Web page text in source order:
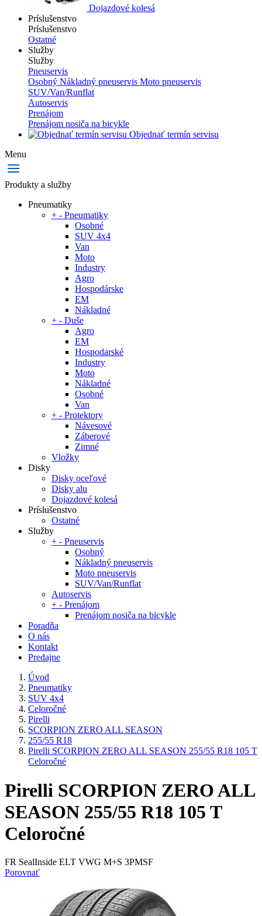
Dojazdové kolesá
Príslušenstvo
Príslušenstvo
Ostatné
Služby
Služby
Pneuservis
Osobný Nákladný pneuservis Moto pneuservis
SUV/Van/Runflat
Autoservis
Prenájom
Prenájom nosiča na bicykle
Objednať termín servisu
Menu
Produkty a služby
Pneumatiky
+ - Pneumatiky
Osobné
SUV 4x4
Van
Moto
Industry
Agro
Hospodárske
EM
Nákladné
+ - Duše
Agro
EM
Hospodarské
Industry
Moto
Nákladné
Osobné
Van
+ - Protektory
Návesové
Záberové
Zimné
Vložky
Disky
Disky oceľové
Disky alu
Dojazdové kolesá
Príslušenstvo
Ostatné
Služby
+ - Pneuservis
Osobný
Nákladný pneuservis
Moto pneuservis
SUV/Van/Runflat
Autoservis
+ - Prenájom
Prenájom nosiča na bicykle
Poradňa
O nás
Kontakt
Predajne
Úvod
Pneumatiky
SUV 4x4
Celoročné
Pirelli
SCORPION ZERO ALL SEASON
255/55 R18
Pirelli SCORPION ZERO ALL SEASON 255/55 R18 105 T
Celoročné
Pirelli SCORPION ZERO ALL
SEASON 255/55 R18 105 T
Celoročné
FR SealInside ELT VWG M+S 3PMSF
Porovnať